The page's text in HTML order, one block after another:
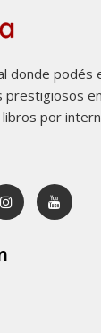
donde podés
por